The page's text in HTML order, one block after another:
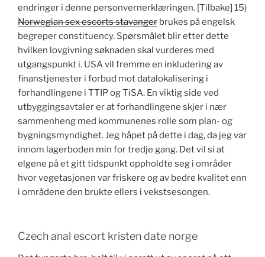
endringer i denne personvernerklæringen. [Tilbake] 15)
Norwegian sex escorts stavanger brukes på engelsk
begreper constituency. Spørsmålet blir etter dette
hvilken lovgivning søknaden skal vurderes med
utgangspunkt i. USA vil fremme en inkludering av
finanstjenester i forbud mot datalokalisering i
forhandlingene i TTIP og TiSA. En viktig side ved
utbyggingsavtaler er at forhandlingene skjer i nær
sammenheng med kommunenes rolle som plan- og
bygningsmyndighet. Jeg håpet på dette i dag, da jeg var
innom lagerboden min for tredje gang. Det vil si at
elgene på et gitt tidspunkt oppholdte seg i områder
hvor vegetasjonen var friskere og av bedre kvalitet enn
i områdene den brukte ellers i vekstsesongen.
Czech anal escort kristen date norge